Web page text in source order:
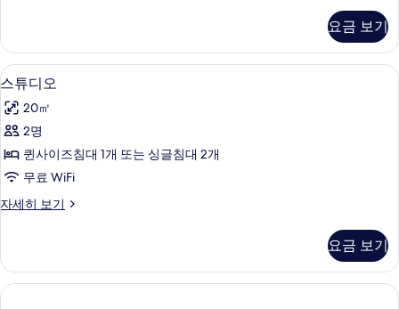
히
보
기
요금 보기
스
튜
디
오
사
모
보
기
스튜디오 | 책상, 방음 설비, 다리미/다
10
스튜디오
20㎡
2명
퀸사이즈침대 1개 또는 싱글침대 2개
무료 WiFi
자세히 보기
스
자
세
히
요금 보기